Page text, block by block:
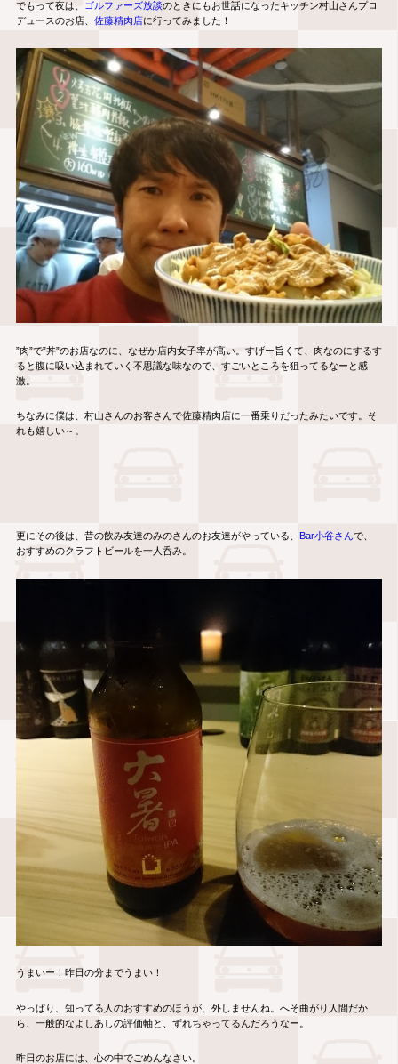
でもって夜は、 ゴルファーズ放談のときにもお世話になったキッチン村山さんプロ
デュースのお店、 佐藤精肉店に行ってみました！
”肉”で”丼”のお店なのに、なぜか店内女子率が高い。すげー旨くて、肉なのにするす
ると腹に吸い込まれていく不思議な味なので、すごいところを狙ってるなーと感
激。
ちなみに僕は、村山さんのお客さんで佐藤精肉店に一番乗りだったみたいです。そ
れも嬉しい～。
更にその後は、昔の飲み友達のみのさんのお友達がやっている、 Bar小谷さんで、
おすすめのクラフトビールを一人呑み。
うまいー！昨日の分までうまい！
やっぱり、知ってる人のおすすめのほうが、外しませんね。へそ曲がり人間だか
ら、一般的なよしあしの評価軸と、ずれちゃってるんだろうなー。
昨日のお店には、心の中でごめんなさい。